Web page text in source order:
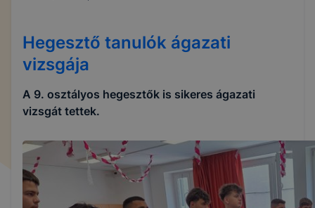
Hegesztő tanulók ágazati
vizsgája
A 9. osztályos hegesztők is sikeres ágazati
vizsgát tettek.